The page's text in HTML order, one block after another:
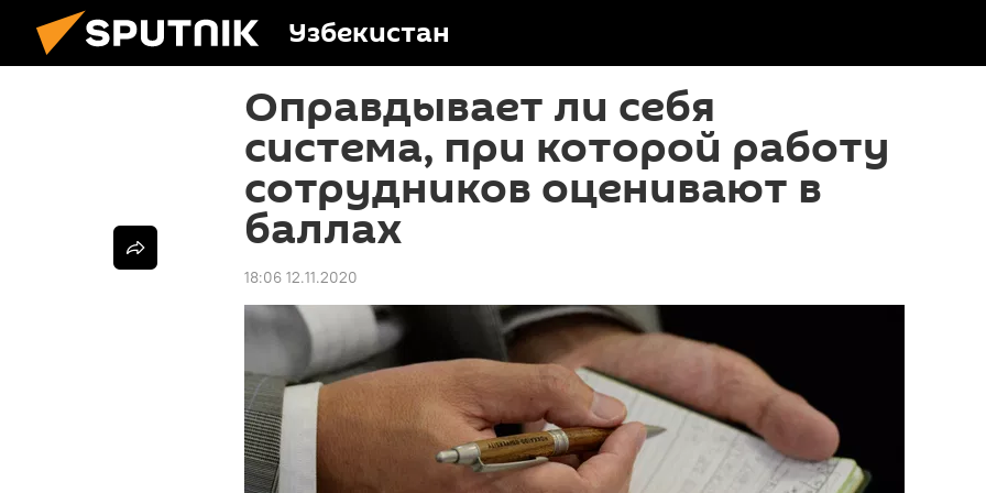
Узбекистан
Оправдывает ли себя
система, при которой работу
сотрудников оценивают в
баллах
18:06 12.11.2020